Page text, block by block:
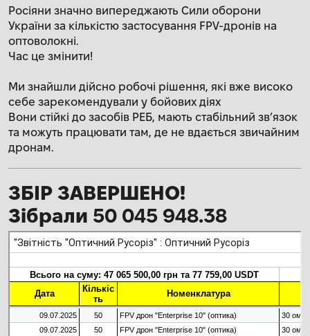
Росіяни значно випереджають Сили оборони
України за кількістю застосування FPV-дронів на
оптоволокні.
Час це змінити!
Ми знайшли дійсно робочі рішення, які вже високо
себе зарекомендували у бойових діях
Вони стійкі до засобів РЕБ, мають стабільний звʼязок
та можуть працювати там, де не вдається звичайним
дронам.
ЗБІР ЗАВЕРШЕНО!
Зібрали 50 045 948.38